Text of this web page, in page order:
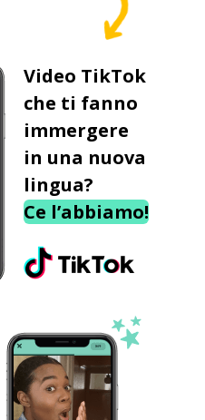
Video TikTok
che ti fanno
immergere
in una nuova
lingua?
Ce l’abbiamo!